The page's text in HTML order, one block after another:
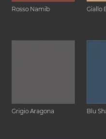
Rosso Namib Giallo
Grigio Aragona Blu